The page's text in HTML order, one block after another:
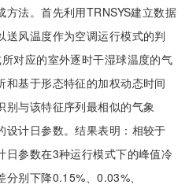
法。首先利用TRNSYS建立数据
风温度作为空调运行模式的判
对应的室外逐时干湿球温度的气
基于形态特征的加权动态时间
别与该特征序列最相似的气象
设计日参数。结果表明：相较于
日参数在3种运行模式下的峰值冷
别下降0.15%、0.03%、